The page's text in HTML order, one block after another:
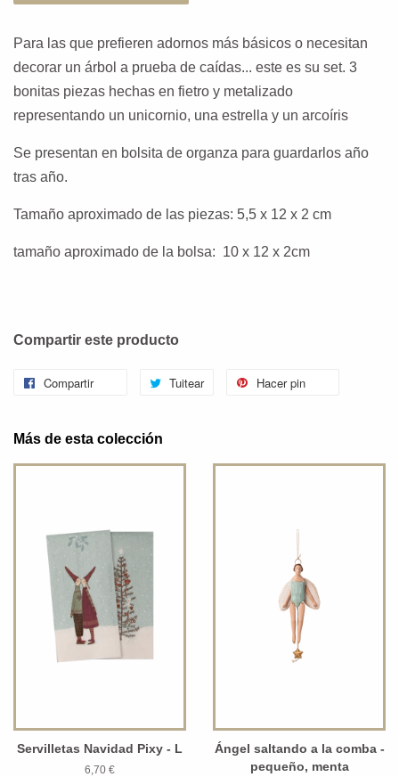
Para las que prefieren adornos más básicos o necesitan
decorar un árbol a prueba de caídas... este es su set. 3
bonitas piezas hechas en fietro y metalizado
representando un unicornio, una estrella y un arcoíris
Se presentan en bolsita de organza para guardarlos año
tras año.
Tamaño aproximado de las piezas: 5,5 x 12 x 2 cm
tamaño aproximado de la bolsa: 10 x 12 x 2cm
Compartir este producto
Compartir Tuitear Hacer pin
Más de esta colección
Servilletas Navidad Pixy - L
6,70 €
Ángel saltando a la comba -
pequeño, menta